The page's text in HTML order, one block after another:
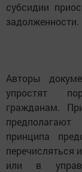
субсидии
задолженности.
Авторы
упростят
гражданам.
принципа
перечисляться
или в